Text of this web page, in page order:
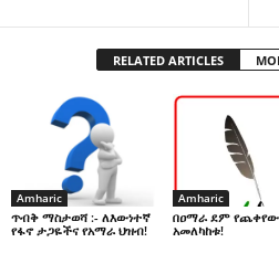
RELATED ARTICLES
Amharic
ጥብቅ ማስታወሻ :- ለእውነተኛ
የፋኖ ታጋዬችና የአማራ ህዝብ!
Amharic
በዐማራ ደም የጨቀየው
አመለካከቱ!